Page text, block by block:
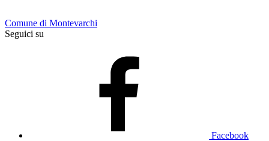
Comune di Montevarchi
Seguici su
Facebook